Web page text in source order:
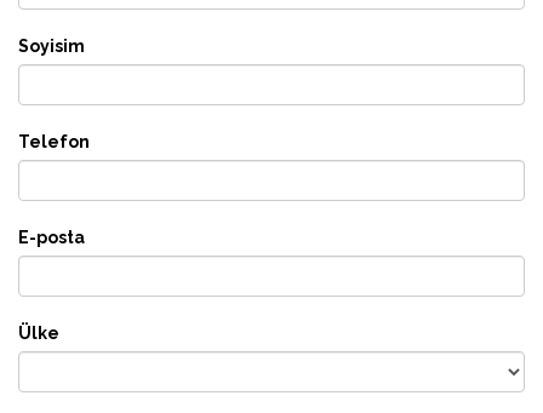
Soyisim
Telefon
E-posta
Ülke